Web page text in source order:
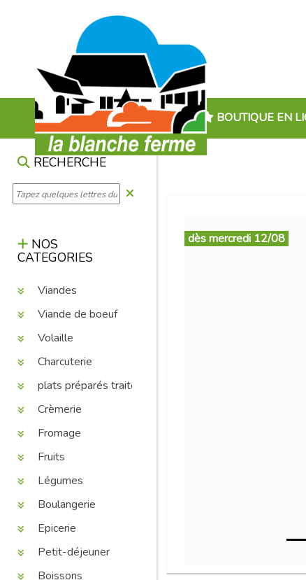
BOUTIQUE EN
RECHERCHE
NOS
CATEGORIES
Viandes
Viande de boeuf
Volaille
Charcuterie
plats préparés traiteur
Crèmerie
Fromage
Fruits
Légumes
Boulangerie
Epicerie
Petit-déjeuner
Boissons
dès mercredi 12/08